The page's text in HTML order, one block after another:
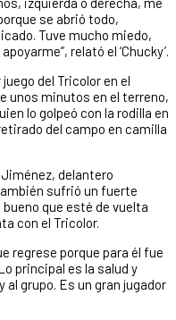
se abrió todo,
Tuve mucho miedo,
relató el ‘Chucky’.
del Tricolor en el
unos minutos en el terreno,
lo golpeó con la rodilla en
del campo en camilla
delantero
sufrió un fuerte
que esté de vuelta
con el Tricolor.
regrese porque para él fue
principal es la salud y
grupo. Es un gran jugador